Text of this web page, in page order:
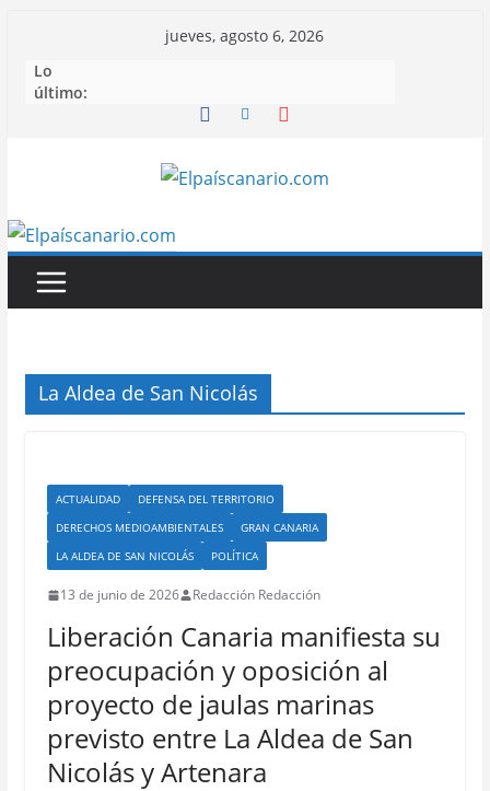
contenido
jueves, agosto 6, 2026
Lo
último:
La Aldea de San Nicolás
ACTUALIDAD
DEFENSA DEL TERRITORIO
DERECHOS MEDIOAMBIENTALES
GRAN CANARIA
LA ALDEA DE SAN NICOLÁS
POLÍTICA
13 de junio de 2026 Redacción Redacción
Liberación Canaria manifiesta su
preocupación y oposición al
proyecto de jaulas marinas
previsto entre La Aldea de San
Nicolás y Artenara